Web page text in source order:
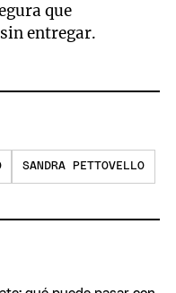
que
entregar.
SANDRA PETTOVELLO